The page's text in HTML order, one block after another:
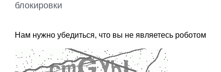
блокировки
Нам нужно убедиться, что вы не являетесь роботом